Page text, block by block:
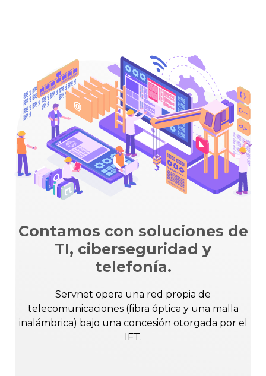
Contamos con soluciones de
TI, ciberseguridad y
telefonía.
Servnet opera una red propia de
telecomunicaciones (fibra óptica y una malla
inalámbrica) bajo una concesión otorgada por el
IFT.